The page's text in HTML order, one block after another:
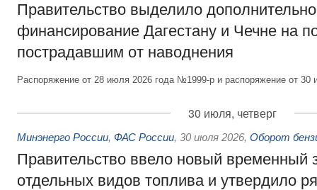
Правительство выделило
финансирование Дагестану и Чечне на
пострадавшим от наводнения
Распоряжение от 28 июля 2026 года №1999-р и распоряжение от
30 июля, четверг
Минэнерго России, ФАС России, 30 июля 2026, Оборот
Правительство ввело новый временный
отдельных видов топлива и утвердило